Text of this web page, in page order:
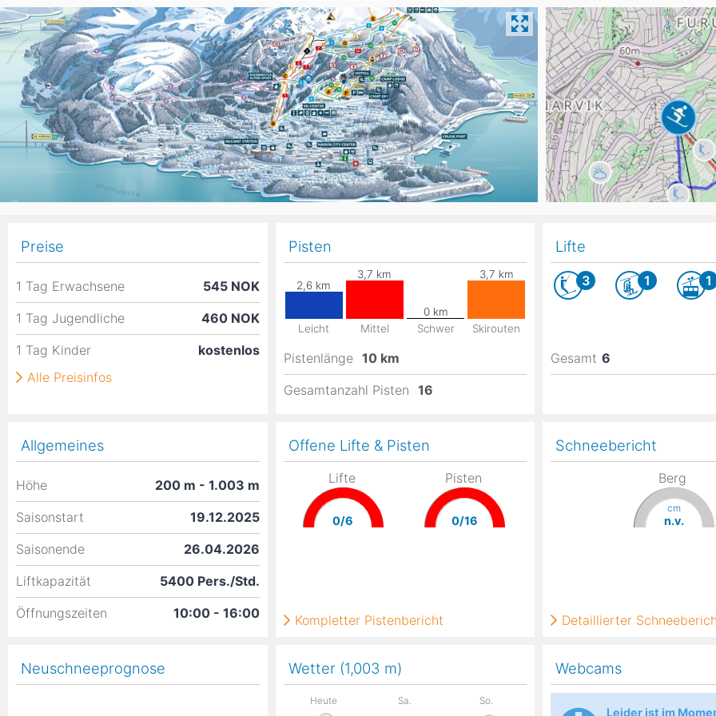
Allgemeines
Höhe 200 m - 1.003 m
Saisonstart
19.12.2025
Saisonende
26.04.2026
Liftkapazität
5400 Pers./Std.
Öffnungszeiten
10:00 - 16:00
Lifte
3 1 1
Gesamt 6
Pisten
Leicht Mittel Schwer Skirouten
Pistenlänge 10 km
Gesamtanzahl Pisten 16
Wetter (1,003 m)
Heute Sa. So.
Webcams
Leider ist im
Schneebericht
Berg
cm
n.v.
Detaillierter
Neuschneeprognose
Offene Lifte & Pisten
Lifte
0/6
Pisten
0/16
Kompletter Pistenbericht
Preise
1 Tag Erwachsene
545 NOK
1 Tag Jugendliche
460 NOK
1 Tag Kinder
kostenlos
Alle Preisinfos
Japan China Russland Südkorea Türkei
Iran Indien Aserbaidschan Vereinigte Arabische Emirate
Ozeanien
Neuseeland Australien
Südamerika
Ägypten
Südamerika
Argentinien Chile
Asien
Russland China
Blizzard Head Dynastar Salomon
Nordica Stöckli Kästle Scott
Hagan Indigo